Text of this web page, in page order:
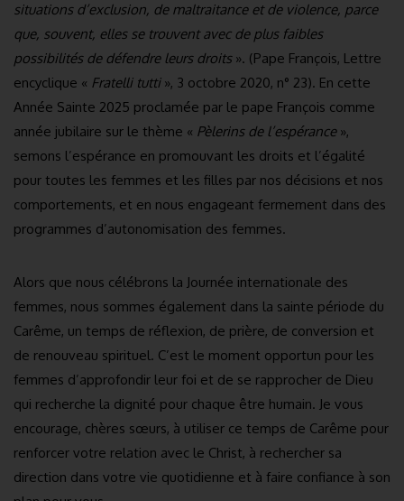
situations d’exclusion, de maltraitance et de violence, parce
que, souvent, elles se trouvent avec de plus faibles
possibilités de défendre leurs droits». (Pape François, Lettre
encyclique « Fratelli tutti», 3 octobre 2020, n° 23). En cette
Année Sainte 2025 proclamée par le pape François comme
année jubilaire sur le thème « Pèlerins de l’espérance»,
semons l’espérance en promouvant les droits et l’égalité
pour toutes les femmes et les filles par nos décisions et nos
comportements, et en nous engageant fermement dans des
programmes d’autonomisation des femmes.
Alors que nous célébrons la Journée internationale des
femmes, nous sommes également dans la sainte période du
Carême, un temps de réflexion, de prière, de conversion et
de renouveau spirituel. C’est le moment opportun pour les
femmes d’approfondir leur foi et de se rapprocher de Dieu
qui recherche la dignité pour chaque être humain. Je vous
encourage, chères sœurs, à utiliser ce temps de Carême pour
renforcer votre relation avec le Christ, à rechercher sa
direction dans votre vie quotidienne et à faire confiance à son